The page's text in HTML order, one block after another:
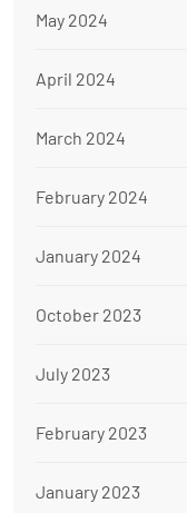
May 2024
April 2024
March 2024
February 2024
January 2024
October 2023
July 2023
February 2023
January 2023